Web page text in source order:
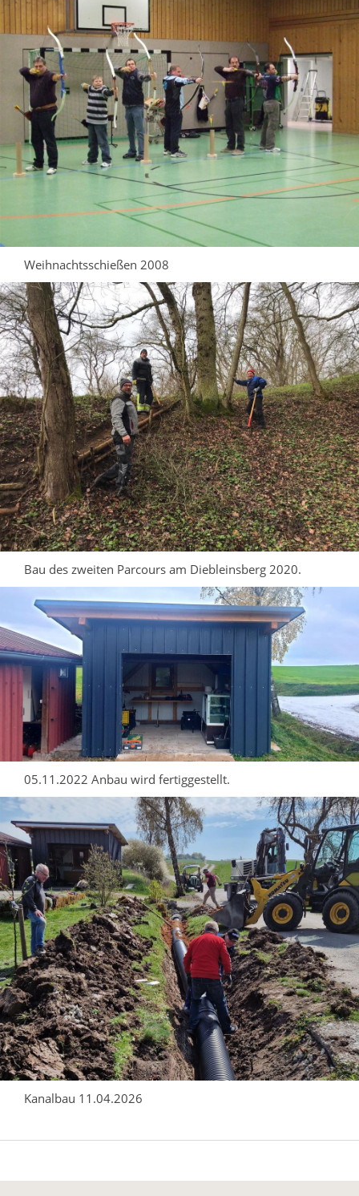
Weihnachtsschießen 2008
Bau des zweiten Parcours am Diebleinsberg 2020.
05.11.2022 Anbau wird fertiggestellt.
Kanalbau 11.04.2026